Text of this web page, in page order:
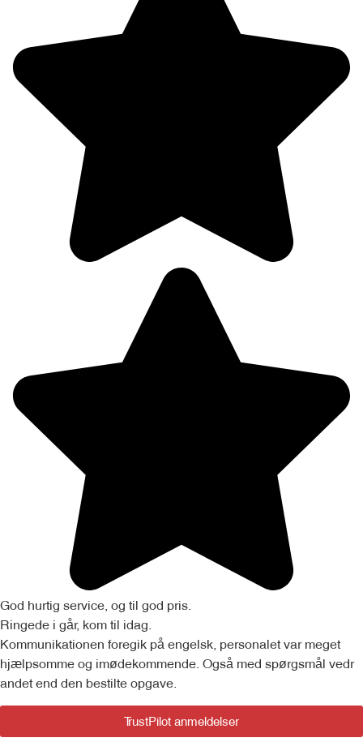
God hurtig service, og til god pris.
Ringede i går, kom til idag.
Kommunikationen foregik på engelsk, personalet var meget
hjælpsomme og imødekommende. Også med spørgsmål vedr
andet end den bestilte opgave.
TrustPilot anmeldelser